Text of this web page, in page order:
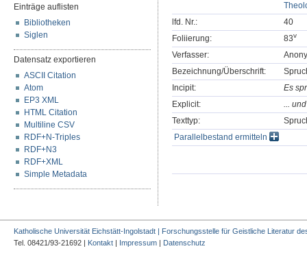
Einträge auflisten
Bibliotheken
Siglen
Datensatz exportieren
ASCII Citation
Atom
EP3 XML
HTML Citation
Multiline CSV
RDF+N-Triples
RDF+N3
RDF+XML
Simple Metadata
lfd. Nr.:
40
Foliierung:
83v
Verfasser:
Bezeichnung/Überschrift:
Incipit:
Es
Explicit:
...
Texttyp:
Parallelbestand ermitteln
Katholische Universität Eichstätt-Ingolstadt | Forschungsstelle für Geistliche Literatur
Tel. 08421/93-21692 | Kontakt | Impressum | Datenschutz